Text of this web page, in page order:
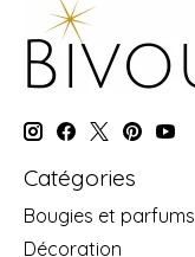
Catégories
Bougies et parfums
Décoration